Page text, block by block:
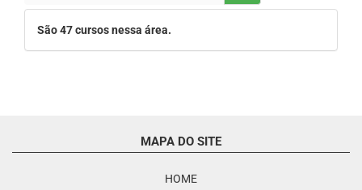
São47cursos nessa área.
MAPA DO SITE
HOME